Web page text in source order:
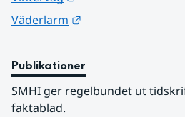
Väderlarm
Publikationer
SMHI ger regelbundet ut
faktablad.